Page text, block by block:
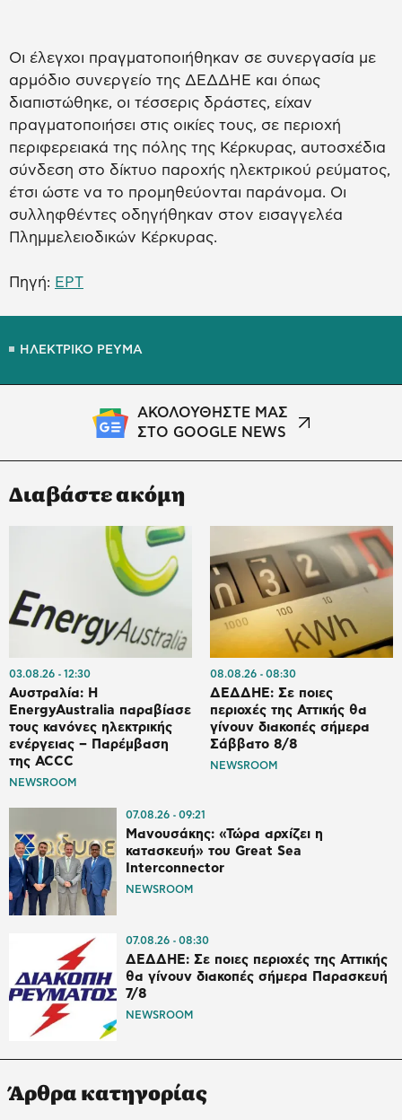
Οι έλεγχοι πραγματοποιήθηκαν σε συνεργασία με
αρμόδιο συνεργείο της ΔΕΔΔΗΕ και όπως
διαπιστώθηκε, οι τέσσερις δράστες, είχαν
πραγματοποιήσει στις οικίες τους, σε περιοχή
περιφερειακά της πόλης της Κέρκυρας, αυτοσχέδια
σύνδεση στο δίκτυο παροχής ηλεκτρικού ρεύματος,
έτσι ώστε να το προμηθεύονται παράνομα. Οι
συλληφθέντες οδηγήθηκαν στον εισαγγελέα
Πλημμελειοδικών Κέρκυρας.
Πηγή: ΕΡΤ
ΗΛΕΚΤΡΙΚΟ ΡΕΥΜΑ
ΑΚΟΛΟΥΘΗΣΤΕ ΜΑΣ
ΣΤΟ GOOGLE NEWS
Διαβάστε ακόμη
03.08.26 12:30
Αυστραλία: Η
EnergyAustralia παραβίασε
τους κανόνες ηλεκτρικής
ενέργειας – Παρέμβαση
της ACCC
NEWSROOM
08.08.26 08:30
ΔΕΔΔΗΕ: Σε ποιες
περιοχές της Αττικής θα
γίνουν διακοπές σήμερα
Σάββατο 8/8
NEWSROOM
07.08.26 09:21
Μανουσάκης: «Τώρα αρχίζει η
κατασκευή» του Great Sea
Interconnector
NEWSROOM
07.08.26 08:30
ΔΕΔΔΗΕ: Σε ποιες περιοχές της Αττικής
θα γίνουν διακοπές σήμερα Παρασκευή
7/8
NEWSROOM
Άρθρα κατηγορίας